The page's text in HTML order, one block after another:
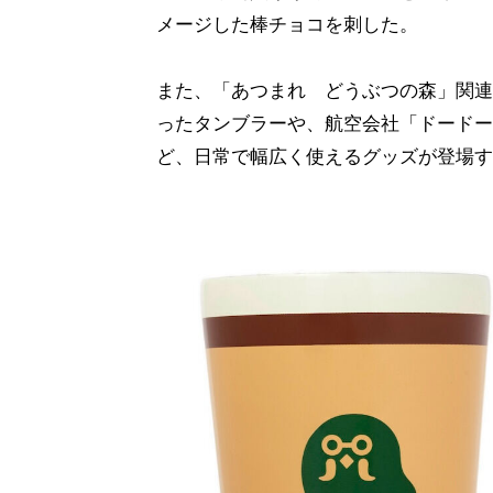
メージした棒チョコを刺した。
また、「あつまれ どうぶつの森」関
ったタンブラーや、航空会社「ドード
ど、日常で幅広く使えるグッズが登場